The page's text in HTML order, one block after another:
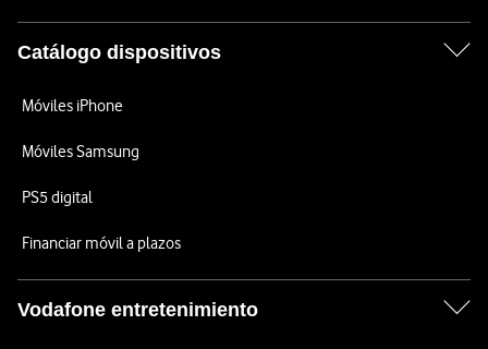
Catálogo dispositivos
Móviles iPhone
Móviles Samsung
PS5 digital
Financiar móvil a plazos
Vodafone entretenimiento